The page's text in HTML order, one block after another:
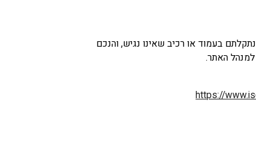
במידה ונתקלתם בעמוד או רכיב שאינו נגיש, והנכם
https://